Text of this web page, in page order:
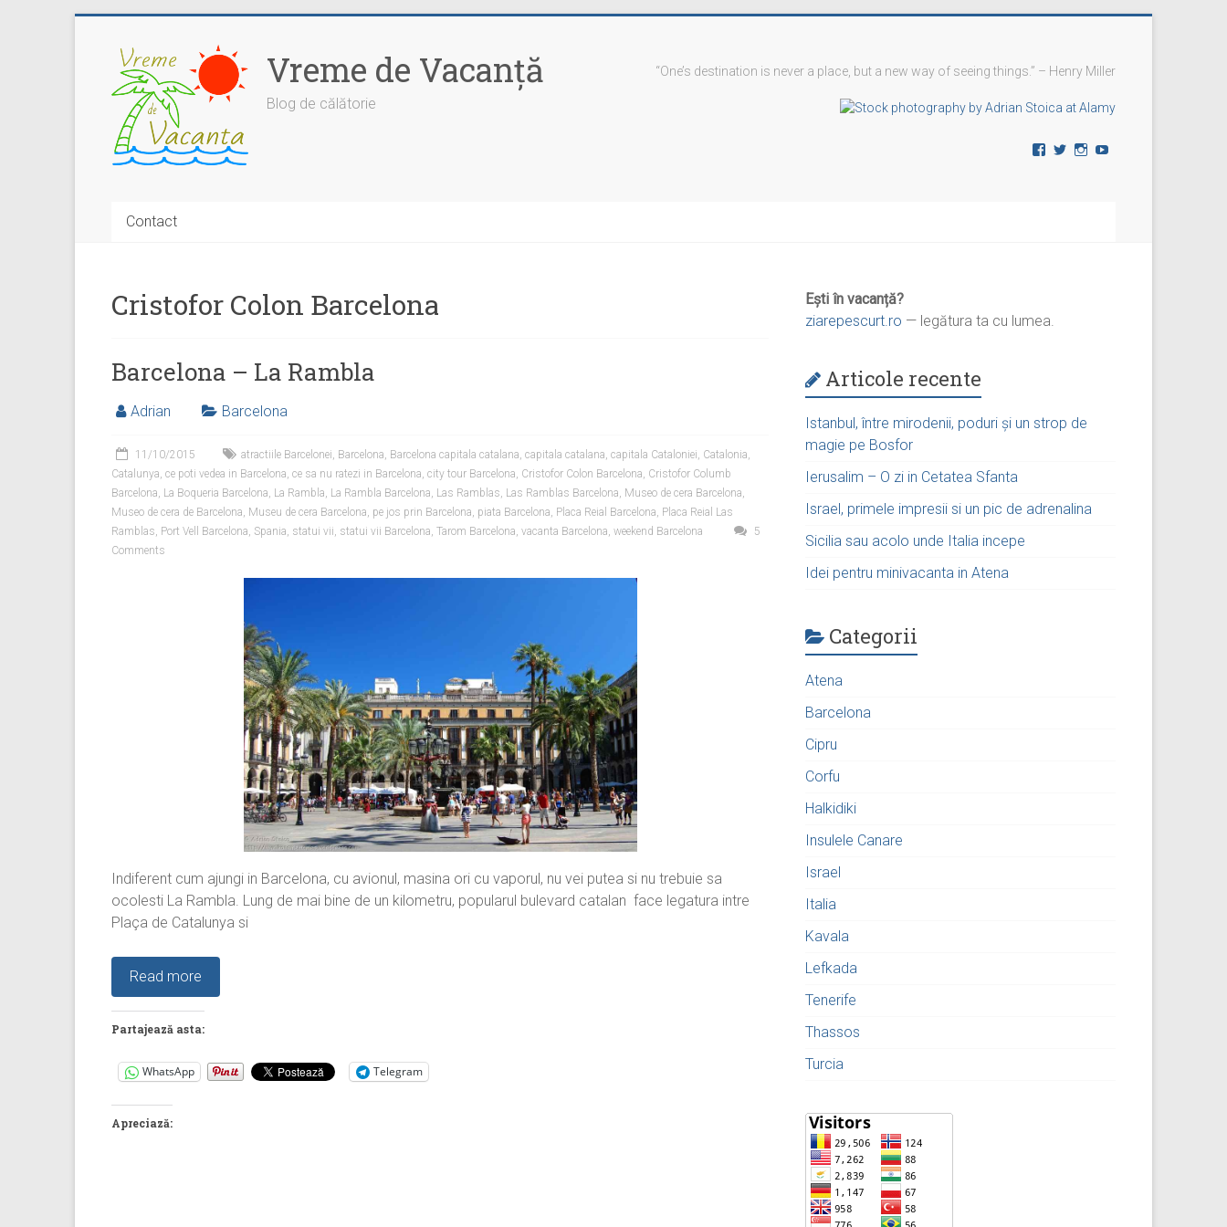
content
Vreme de Vacanţă
Blog de călătorie
“One’s destination is never a place, but a new way of seeing things.” – Henry Miller
Vezi Vezi Vezi
Contact
Cristofor Colon Barcelona
Barcelona – La Rambla
Adrian Barcelona
11/10/2015 atractiile Barcelonei, Barcelona, Barcelona capitala catalana, capitala catalana, capitala Cataloniei, Catalonia,
Catalunya, ce poti vedea in Barcelona, ce sa nu ratezi in Barcelona, city tour Barcelona, Cristofor Colon Barcelona, Cristofor Columb
Barcelona, La Boqueria Barcelona, La Rambla, La Rambla Barcelona, Las Ramblas, Las Ramblas Barcelona, Museo de cera Barcelona,
Museo de cera de Barcelona, Museu de cera Barcelona, pe jos prin Barcelona, piata Barcelona, Placa Reial Barcelona, Placa Reial Las
Ramblas, Port Vell Barcelona, Spania, statui vii, statui vii Barcelona, Tarom Barcelona, vacanta Barcelona, weekend Barcelona
5
Comments
Indiferent cum ajungi in Barcelona, cu avionul, masina ori cu vaporul, nu vei putea si nu trebuie sa
ocolesti La Rambla. Lung de mai bine de un kilometru, popularul bulevard catalan face legatura intre
Plaça de Catalunya si
Read more
Partajează asta:
WhatsApp Telegram
Apreciază:
Ești în vacanță?
ziarepescurt.ro — legătura ta cu lumea.
Articole recente
Istanbul, între mirodenii, poduri și un strop de
magie pe Bosfor
Ierusalim – O zi in Cetatea Sfanta
Israel, primele impresii si un pic de adrenalina
Sicilia sau acolo unde Italia incepe
Idei pentru minivacanta in Atena
Categorii
Atena
Barcelona
Cipru
Corfu
Halkidiki
Insulele Canare
Israel
Italia
Kavala
Lefkada
Tenerife
Thassos
Turcia